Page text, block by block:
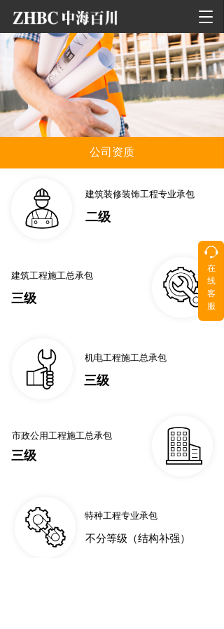
T
o
g
g
l
n
a
按钮
在
线
客
服
按钮
公司资质
建筑装修装饰工程专业承包
二级
建筑工程施工总承包
三级
机电工程施工总承包
三级
市政公用工程施工总承包
三级
特种工程专业承包
不分等级（结构补强）